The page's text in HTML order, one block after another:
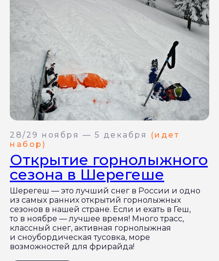
28/29 ноября — 5 декабря
(идет
набор)
Открытие горнолыжного
сезона в Шерегеше
Шерегеш — это лучший снег в России и одно
из самых ранних открытий горнолыжных
сезонов в нашей стране. Если и ехать в Геш,
то в ноябре — лучшее время! Много трасс,
классный снег, активная горнолыжная
и сноубордическая тусовка, море
возможностей для фрирайда!